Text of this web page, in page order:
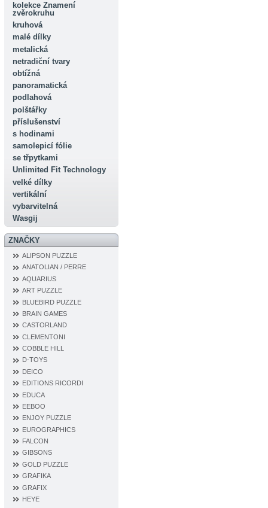
kolekce Znamení
zvěrokruhu
kruhová
malé dílky
metalická
netradiční tvary
obtížná
panoramatická
podlahová
polštářky
příslušenství
s hodinami
samolepicí fólie
se třpytkami
Unlimited Fit Technology
velké dílky
vertikální
vybarvitelná
Wasgij
ZNAČKY
ALIPSON PUZZLE
ANATOLIAN / PERRE
AQUARIUS
ART PUZZLE
BLUEBIRD PUZZLE
BRAIN GAMES
CASTORLAND
CLEMENTONI
COBBLE HILL
D‐TOYS
DEICO
EDITIONS RICORDI
EDUCA
EEBOO
ENJOY PUZZLE
EUROGRAPHICS
FALCON
GIBSONS
GOLD PUZZLE
GRAFIKA
GRAFIX
HEYE